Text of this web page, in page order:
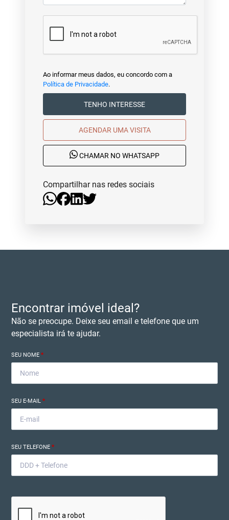
Ao informar meus dados, eu concordo com a
Política de Privacidade.
TENHO INTERESSE
AGENDAR UMA VISITA
CHAMAR NO WHATSAPP
Compartilhar nas redes sociais
Encontrar imóvel ideal?
Não se preocupe. Deixe seu email e telefone que um
especialista irá te ajudar.
SEU NOME*
SEU E-MAIL*
SEU TELEFONE*